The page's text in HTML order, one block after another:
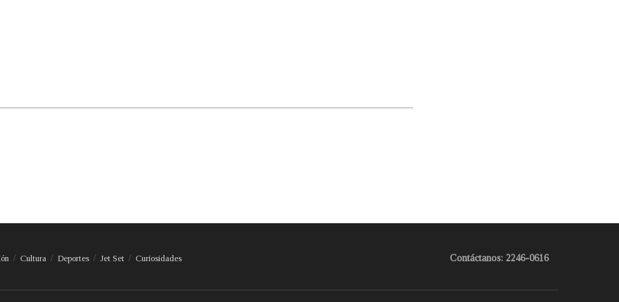
Cultura Deportes Jet Set Curiosidades Contáctanos: 2246-0616